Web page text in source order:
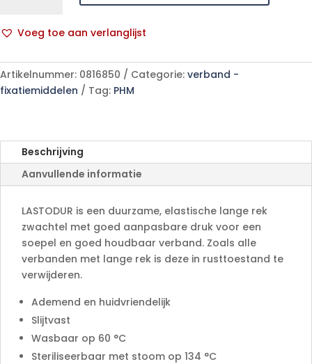
aantal
Voeg toe aan verlanglijst
l
t
e
a
t
Artikelnummer: 0816850 Categorie: verband -
fixatiemiddelen
Tag: PHM
Beschrijving
Aanvullende informatie
LASTODUR is een duurzame, elastische lange rek
zwachtel met goed aanpasbare druk voor een
soepel en goed houdbaar verband. Zoals alle
verbanden met lange rek is deze in rusttoestand te
verwijderen.
Ademend en huidvriendelijk
Slijtvast
Wasbaar op 60 °C
Steriliseerbaar met stoom op 134 °C